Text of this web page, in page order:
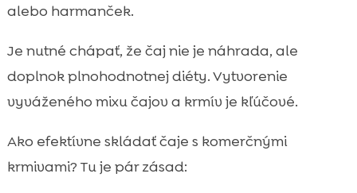
alebo harmanček.
Je nutné chápať, že čaj nie je náhrada, ale
doplnok plnohodnotnej diéty. Vytvorenie
vyváženého mixu čajov a krmív je kľúčové.
Ako efektívne skládať čaje s komerčnými
krmivami? Tu je pár zásad: